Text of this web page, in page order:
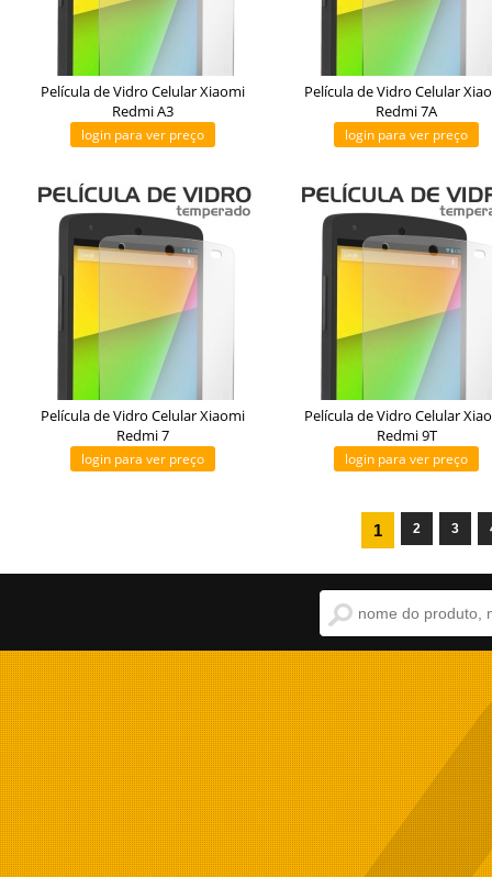
Película de Vidro Celular Xiaomi
Redmi A3
login para ver preço
Película de Vidro Celular
Redmi 7A
login para ver preço
Película de Vidro Celular Xiaomi
Redmi 7
login para ver preço
Película de Vidro Celular
Redmi 9T
login para ver preço
1 2 3